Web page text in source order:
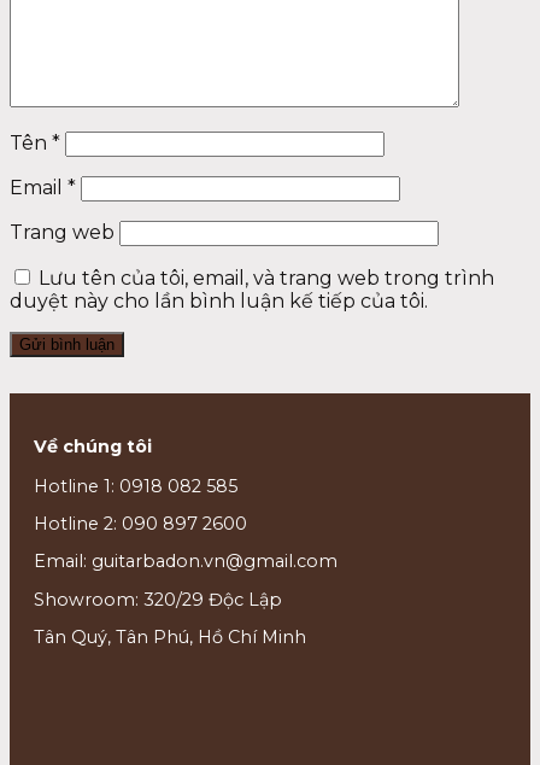
Tên *
Email *
Trang web
Lưu tên của tôi, email, và trang web trong trình
duyệt này cho lần bình luận kế tiếp của tôi.
Về chúng tôi
Hotline 1: 0918 082 585
Hotline 2: 090 897 2600
Email: guitarbadon.vn@gmail.com
Showroom: 320/29 Độc Lập
Tân Quý, Tân Phú, Hồ Chí Minh